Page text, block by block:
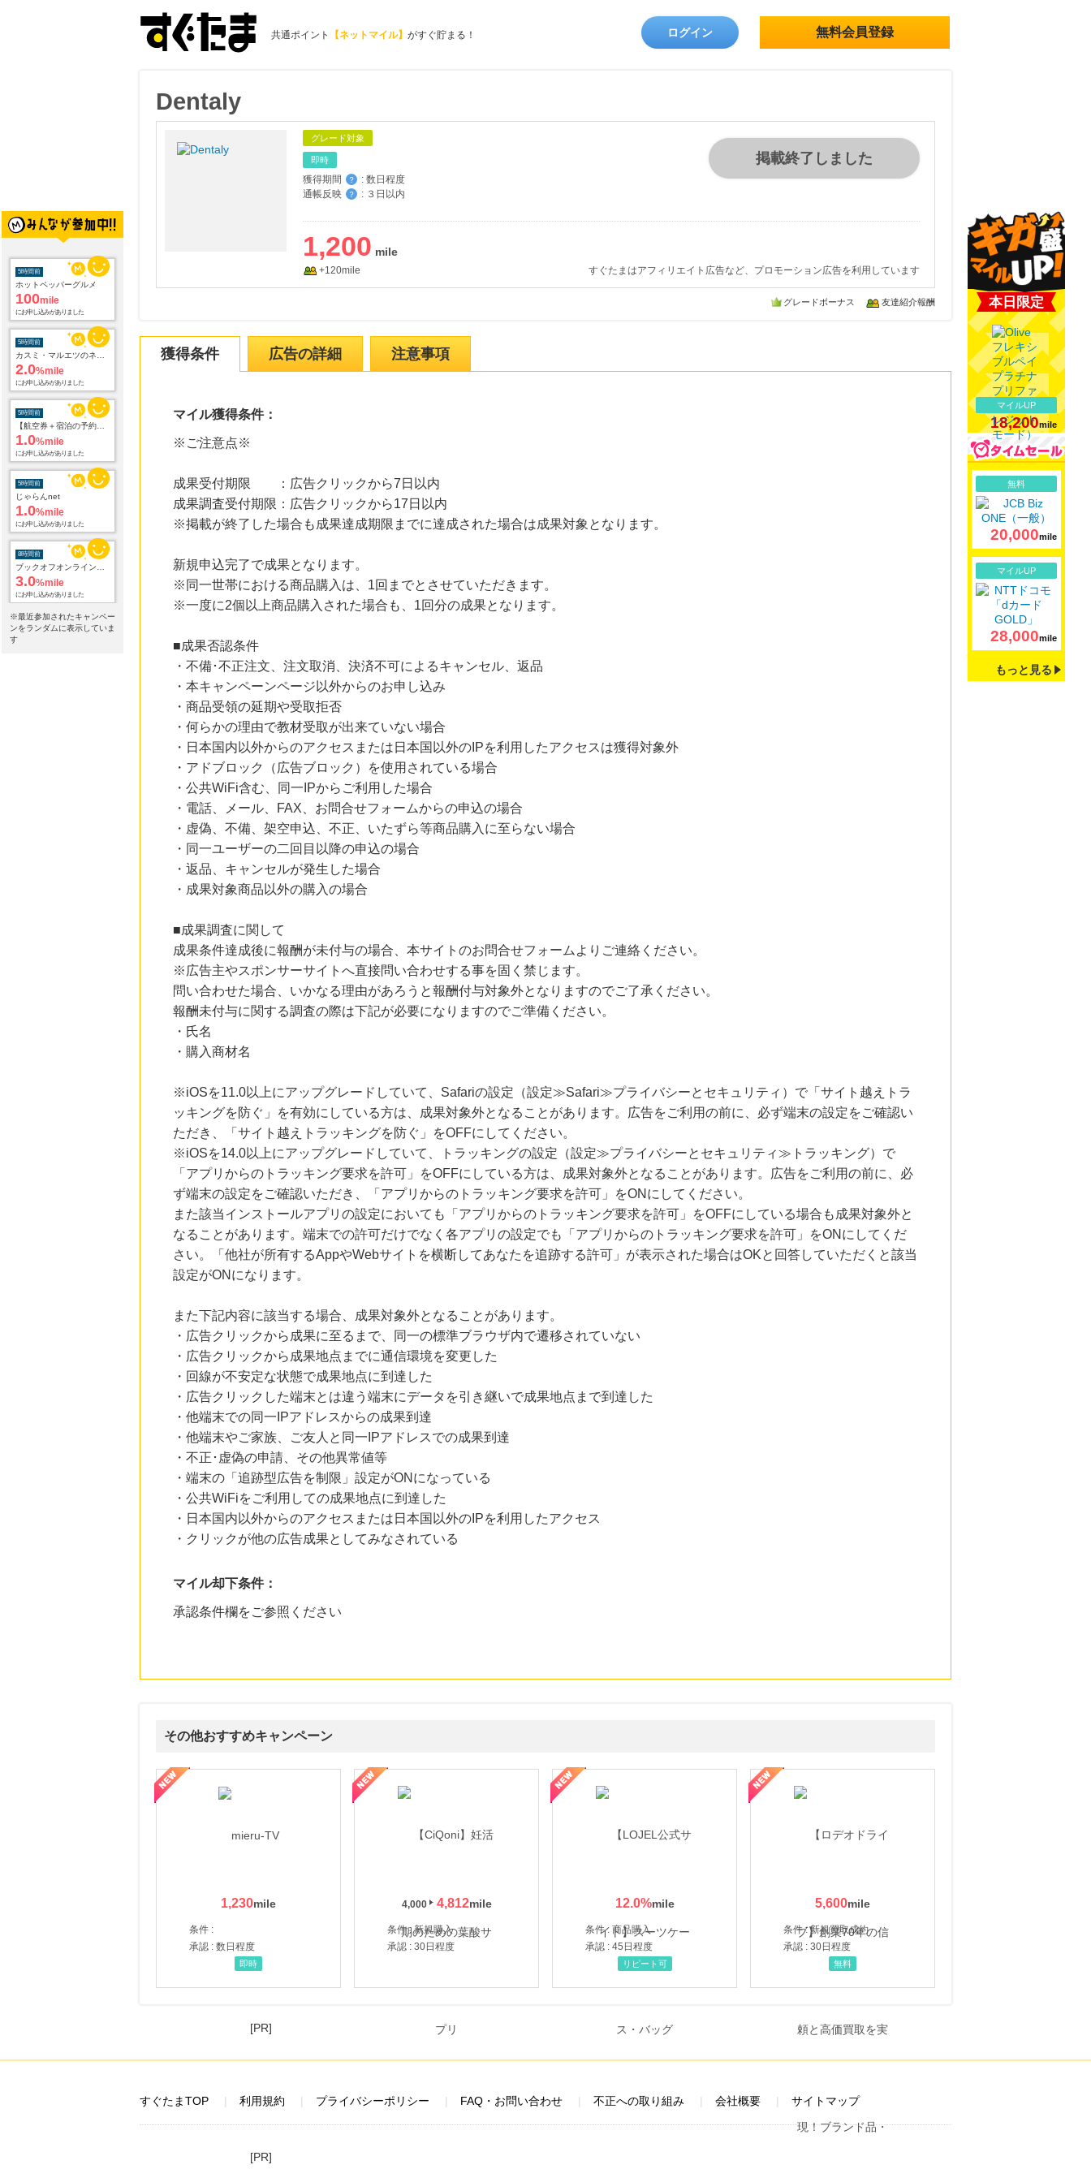
共通ポイント 【ネットマイル】 がすぐ貯まる！ ログイン 無料会員登録
5時間前
ホットペッパーグルメ
100mile
にお申し込みがありました
5時間前
2.0%mile
にお申し込みがありました
5時間前
1.0%mile
にお申し込みがありました
5時間前
じゃらんnet
1.0%mile
にお申し込みがありました
8時間前
3.0%mile
にお申し込みがありました
12時間前
2.0
にお申し込みがありました
※最近参加されたキャンペー
ンをランダムに表示していま
す
Dentaly
グレード対象
即時
獲得期間 ？ : 数日程度
通帳反映
？ : ３日以内
掲載終了しました
1,200
+120mile すぐたまはアフィリエイト広告など、プロモーション広告を利用しています
グレードボーナス 友達紹介報酬
獲得条件 広告の詳細 注意事項
マイル獲得条件：
※ご注意点※
成果受付期限 ：広告クリックから7日以内
成果調査受付期限：広告クリックから17日以内
※掲載が終了した場合も成果達成期限までに達成された場合は成果対象となります。
新規申込完了で成果となります。
※同一世帯における商品購入は、1回までとさせていただきます。
※一度に2個以上商品購入された場合も、1回分の成果となります。
■成果否認条件
・不備･不正注文、注文取消、決済不可によるキャンセル、返品
・本キャンペーンページ以外からのお申し込み
・商品受領の延期や受取拒否
・何らかの理由で教材受取が出来ていない場合
・日本国内以外からのアクセスまたは日本国以外のIPを利用したアクセスは獲得対象外
・アドブロック（広告ブロック）を使用されている場合
・公共WiFi含む、同一IPからご利用した場合
・電話、メール、FAX、お問合せフォームからの申込の場合
・虚偽、不備、架空申込、不正、いたずら等商品購入に至らない場合
・同一ユーザーの二回目以降の申込の場合
・返品、キャンセルが発生した場合
・成果対象商品以外の購入の場合
■成果調査に関して
成果条件達成後に報酬が未付与の場合、本サイトのお問合せフォームよりご連絡ください。
※広告主やスポンサーサイトへ直接問い合わせする事を固く禁じます。
問い合わせた場合、いかなる理由があろうと報酬付与対象外となりますのでご了承ください。
報酬未付与に関する調査の際は下記が必要になりますのでご準備ください。
・氏名
・購入商材名
※iOSを11.0以上にアップグレードしていて、Safariの設定（設定≫Safari≫プライバシーとセキュリティ）で「サイト越えトラ
ッキングを防ぐ」を有効にしている方は、成果対象外となることがあります。広告をご利用の前に、必ず端末の設定をご確認い
ただき、「サイト越えトラッキングを防ぐ」をOFFにしてください。
※iOSを14.0以上にアップグレードしていて、トラッキングの設定（設定≫プライバシーとセキュリティ≫トラッキング）で
「アプリからのトラッキング要求を許可」をOFFにしている方は、成果対象外となることがあります。広告をご利用の前に、必
ず端末の設定をご確認いただき、「アプリからのトラッキング要求を許可」をONにしてください。
また該当インストールアプリの設定においても「アプリからのトラッキング要求を許可」をOFFにしている場合も成果対象外と
なることがあります。端末での許可だけでなく各アプリの設定でも「アプリからのトラッキング要求を許可」をONにしてくだ
さい。「他社が所有するAppやWebサイトを横断してあなたを追跡する許可」が表示された場合はOKと回答していただくと該当
設定がONになります。
また下記内容に該当する場合、成果対象外となることがあります。
・広告クリックから成果に至るまで、同一の標準ブラウザ内で遷移されていない
・広告クリックから成果地点までに通信環境を変更した
・回線が不安定な状態で成果地点に到達した
・広告クリックした端末とは違う端末にデータを引き継いで成果地点まで到達した
・他端末での同一IPアドレスからの成果到達
・他端末やご家族、ご友人と同一IPアドレスでの成果到達
・不正･虚偽の申請、その他異常値等
・端末の「追跡型広告を制限」設定がONになっている
・公共WiFiをご利用しての成果地点に到達した
・日本国内以外からのアクセスまたは日本国以外のIPを利用したアクセス
・クリックが他の広告成果としてみなされている
マイル却下条件：
承認条件欄をご参照ください
その他おすすめキャンペーン
1,230
条件 :
承認 : 数日程度
即時
4,000 4,812
条件 : 新規購入
承認 : 30日程度
12.0%
条件 : 商品購入
承認 : 45日程度
【LOJEL公式サイト】スーツケース・バッグ
リピート可
5,600
条件 : 新規買取成約
承認 : 30日程度
【ロデオドライブ】創業70年の信頼と高価買取を実現！ブランド品・貴金属の無料査定
無料
本日限定
マイルUP
18,200mile
無料
20,000mile
マイルUP
28,000mile
もっと見る
[PR]
すぐたまTOP 利用規約 プライバシーポリシー FAQ・お問い合わせ 不正への取り組み 会社概要 サイトマップ
[PR]